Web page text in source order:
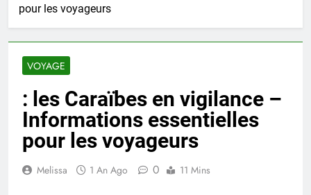
pour les voyageurs
VOYAGE
: les Caraïbes en vigilance –
Informations essentielles
pour les voyageurs
Melissa 1 An Ago 0 11 Mins